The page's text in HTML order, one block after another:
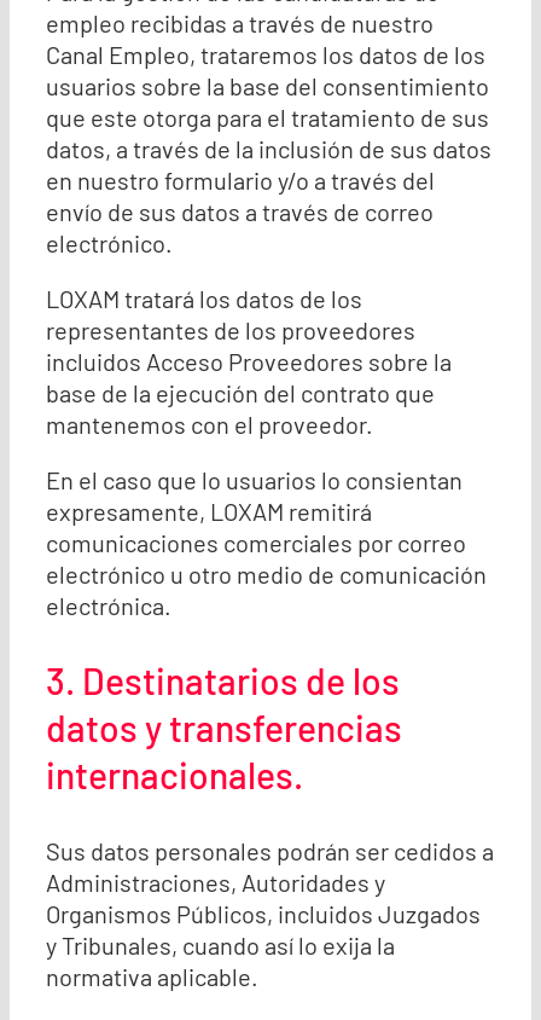
empleo recibidas a través de nuestro
Canal Empleo, trataremos los datos de los
usuarios sobre la base del consentimiento
que este otorga para el tratamiento de sus
datos, a través de la inclusión de sus datos
en nuestro formulario y/o a través del
envío de sus datos a través de correo
electrónico.
LOXAM tratará los datos de los
representantes de los proveedores
incluidos Acceso Proveedores sobre la
base de la ejecución del contrato que
mantenemos con el proveedor.
En el caso que lo usuarios lo consientan
expresamente, LOXAM remitirá
comunicaciones comerciales por correo
electrónico u otro medio de comunicación
electrónica.
3. Destinatarios de los
datos y transferencias
internacionales.
Sus datos personales podrán ser cedidos a
Administraciones, Autoridades y
Organismos Públicos, incluidos Juzgados
y Tribunales, cuando así lo exija la
normativa aplicable.